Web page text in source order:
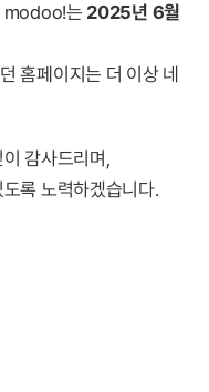
modoo!는 2025년 6월
홈페이지는 더 이상 네
감사드리며,
록 노력하겠습니다.